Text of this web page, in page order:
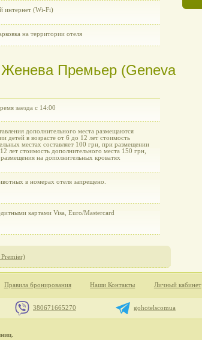
интернет (Wi-Fi)
на территории отеля
Премьер (Geneva
заезда с 14:00
дополнительного места размещаются
детей в возрасте от 6 до 12 лет стоимость
местах составляет 100 грн, при размещении
лет стоимость дополнительного места 150 грн,
на дополнительных кроватях
в номерах отеля запрещено.
картами Visa, Euro/Mastercard
Правила бронирования Наши Контакты Личный кабинет
380671665270 gohotelscomua